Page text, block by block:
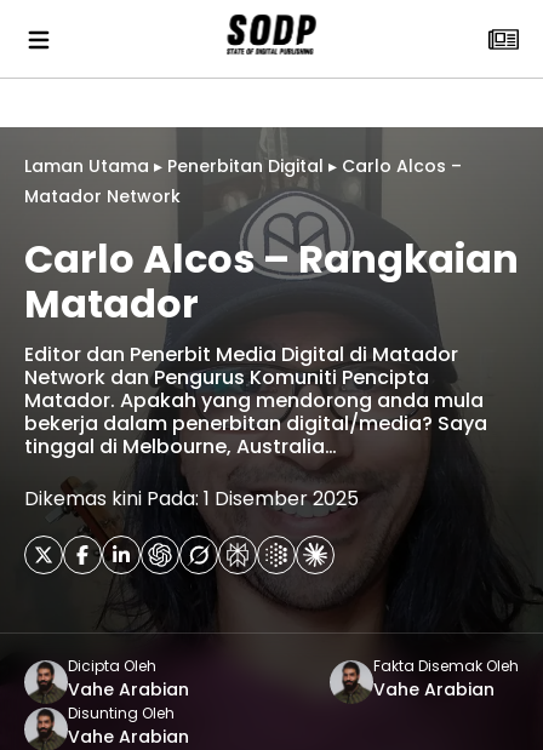
Laman Utama ▸ Penerbitan Digital ▸ Carlo Alcos –
Matador Network
Carlo Alcos – Rangkaian
Matador
Editor dan Penerbit Media Digital di Matador
Network dan Pengurus Komuniti Pencipta
Matador. Apakah yang mendorong anda mula
bekerja dalam penerbitan digital/media? Saya
tinggal di Melbourne, Australia…
Dikemas kini Pada: 1 Disember 2025
Dicipta Oleh
Vahe Arabian
Fakta Disemak Oleh
Vahe Arabian
Disunting Oleh
Vahe Arabian